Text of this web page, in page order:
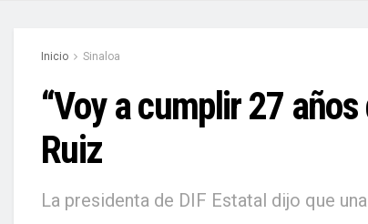
Inicio Sinaloa
“Voy a cumplir 27
Ruiz
La presidenta de DIF Estatal dijo que